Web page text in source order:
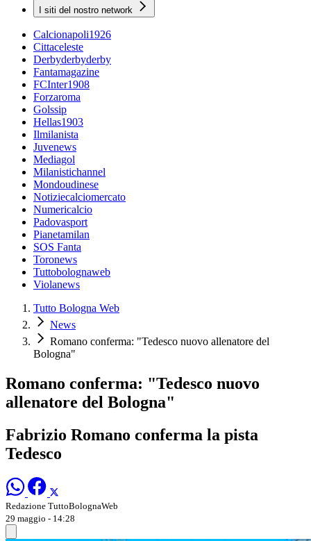
I siti del nostro network
Calcionapoli1926
Cittaceleste
Derbyderbyderby
Fantamagazine
FCInter1908
Forzaroma
Golssip
Hellas1903
Ilmilanista
Juvenews
Mediagol
Milanistichannel
Mondoudinese
Notiziecalciomercato
Numericalcio
Padovasport
Pianetamilan
SOS Fanta
Toronews
Tuttobolognaweb
Violanews
Tutto Bologna Web
News
Romano conferma: "Tedesco nuovo allenatore del
Bologna"
Romano conferma: "Tedesco nuovo
allenatore del Bologna"
Fabrizio Romano conferma la pista
Tedesco
Redazione TuttoBolognaWeb
29 maggio - 14:28